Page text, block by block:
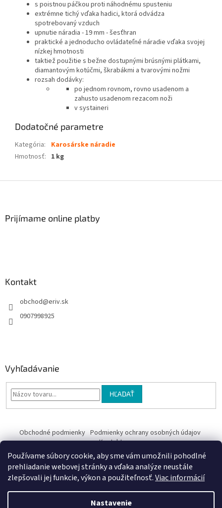
Používame súbory cookie, aby sme vám umožnili pohodlné
prehliadanie webovej stránky a vďaka analýze neustále
zlepšovali jej funkcie, výkon a použiteľnosť.Viac informácií
Nastavenie
s poistnou páčkou proti náhodnému spusteniu
extrémne tichý vďaka hadici, ktorá odvádza
spotrebovaný vzduch
upnutie náradia - 19 mm - šesťhran
praktické a jednoducho ovládateľné náradie vďaka svojej
nízkej hmotnosti
taktiež použitie s bežne dostupnými brúsnými plátkami,
diamantovým kotúčmi, škrabákmi a tvarovými nožmi
rozsah dodávky:
po jednom rovnom, rovno usadenom a
zahusto usadenom rezacom noži
v systaineri
Dodatočné parametre
Kategória:
Karosárske náradie
Hmotnosť: 1 kg
Prijímame online platby
Kontakt
obchod@eriv.sk
0907998925
Vyhľadávanie
HĽADAŤ
Obchodné podmienky Podmienky ochrany osobných údajov
Kontakty
Obchodné podmienky
Vytvoril Shoptet